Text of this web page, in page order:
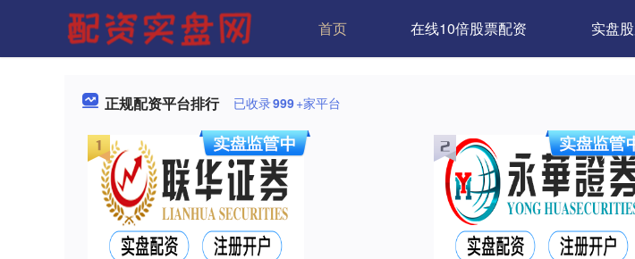
首页 在线10倍股票配资 实盘
正规配资平台排行 已收录999+家平台